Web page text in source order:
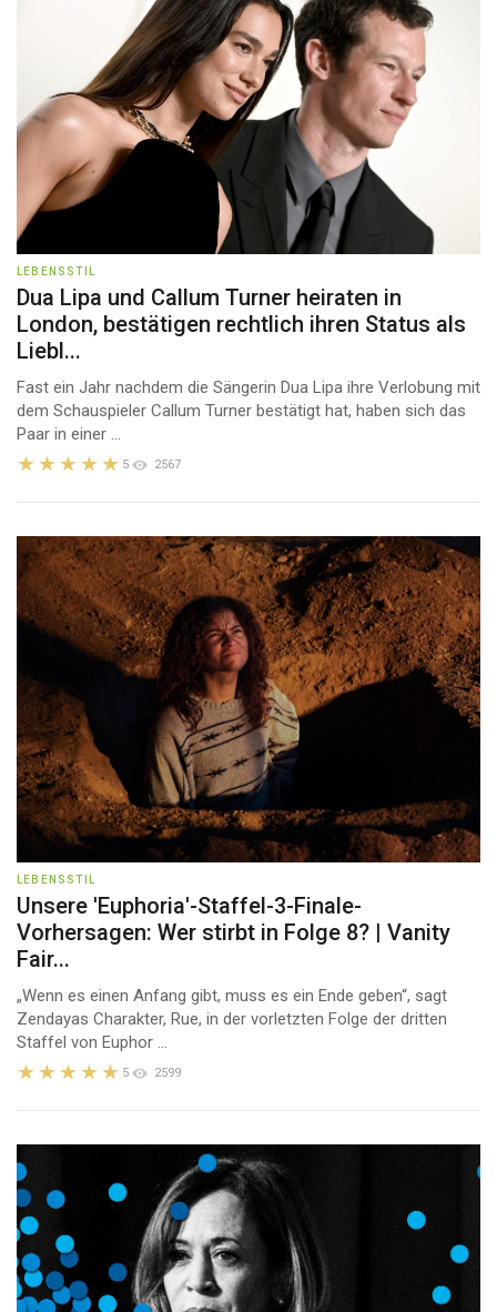
LEBENSSTIL
Dua Lipa und Callum Turner heiraten in
London, bestätigen rechtlich ihren Status als
Liebl...
Fast ein Jahr nachdem die Sängerin Dua Lipa ihre Verlobung mit
dem Schauspieler Callum Turner bestätigt hat, haben sich das
Paar in einer ...
5 2567
LEBENSSTIL
Unsere 'Euphoria'-Staffel-3-Finale-
Vorhersagen: Wer stirbt in Folge 8? | Vanity
Fair...
„Wenn es einen Anfang gibt, muss es ein Ende geben“, sagt
Zendayas Charakter, Rue, in der vorletzten Folge der dritten
Staffel von Euphor ...
5 2599